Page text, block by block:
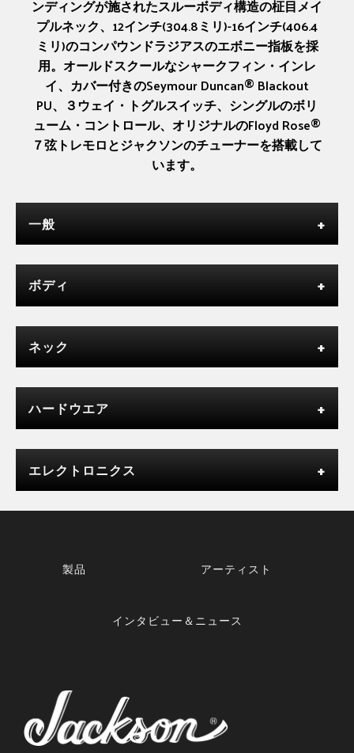
ンディングが施されたスルーボディ構造の柾目メイ
プルネック、12インチ(304.8ミリ)-16インチ(406.4
ミリ)のコンパウンドラジアスのエボニー指板を採
用。オールドスクールなシャークフィン・インレ
イ、カバー付きのSeymour Duncan® Blackout
PU、３ウェイ・トグルスイッチ、シングルのボリ
ューム・コントロール、オリジナルのFloyd Rose®
７弦トレモロとジャクソンのチューナーを搭載して
います。
一般
ボディ
ネック
ハードウエア
エレクトロニクス
製品 アーティスト
インタビュー＆ニュース